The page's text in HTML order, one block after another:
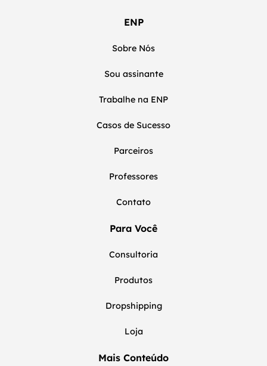
ENP
Sobre Nós
Sou assinante
Trabalhe na ENP
Casos de Sucesso
Parceiros
Professores
Contato
Para Você
Consultoria
Produtos
Dropshipping
Loja
Mais Conteúdo